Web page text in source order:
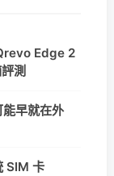
Edge 2
測
早就在外
SIM 卡